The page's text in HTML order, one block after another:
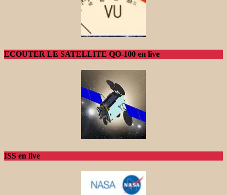
ECOUTER LE SATELLITE QO-100 en live
ISS en live